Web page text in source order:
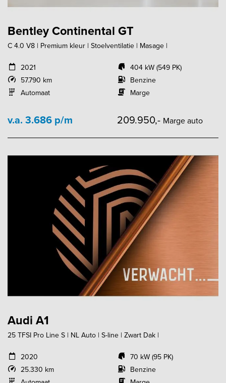
Bentley Continental GT
C 4.0 V8 | Premium kleur | Stoelventilatie | Masage |
2021
57.790 km
Automaat
404 kW (549 PK)
Benzine
Marge
v.a. 3.686 p/m 209.950,- Marge auto
Audi A1
25 TFSI Pro Line S | NL Auto | S-line | Zwart Dak |
2020
25.330 km
70 kW (95 PK)
Benzine